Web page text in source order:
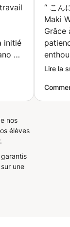
à
!
initié
et
des
“ こんにちは!
Maki
Grâce
surmontables.
est
Lire la
nos
élèves
une